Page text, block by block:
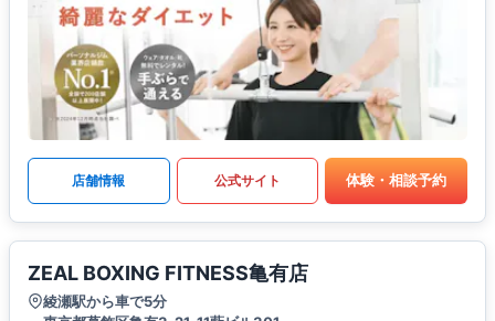
店舗情報 公式サイト 体験・相談予約
ZEAL BOXING FITNESS亀有店
綾瀬駅から車で5分